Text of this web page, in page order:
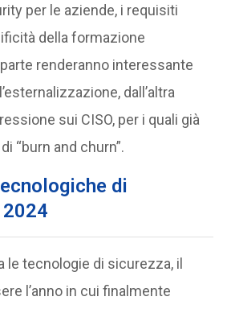
per le aziende, i requisiti
della formazione
renderanno interessante
dall’altra
sui CISO, per i quali già
“burn and churn”.
di
le tecnologie di sicurezza, il
l’anno in cui finalmente